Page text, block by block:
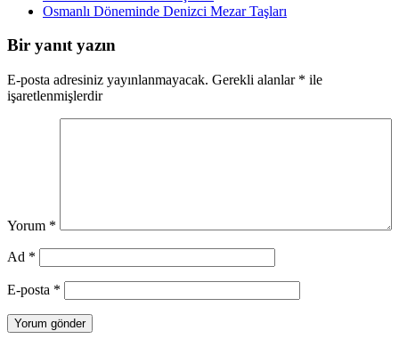
Osmanlı Döneminde Denizci Mezar Taşları
Bir yanıt yazın
E-posta adresiniz yayınlanmayacak. Gerekli alanlar * ile
işaretlenmişlerdir
Yorum *
Ad *
E-posta *